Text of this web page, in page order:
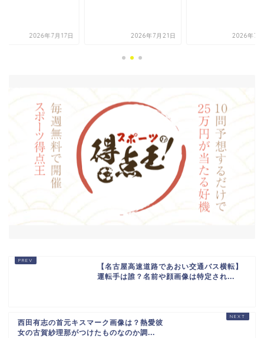
2026年7月21日 2026年7月25日 2026年7
【名古屋高速道路であおい交通バス横転】
運転手は誰？名前や顔画像は特定され...
西田有志の首元キスマーク画像は？熱愛彼
女の古賀紗理那がつけたものなのか調...